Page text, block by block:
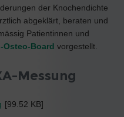
der Knochendichte
abgeklärt, beraten und
Patientinnen und
Osteo-Board vorgestellt.
Messung
[99.52 KB]